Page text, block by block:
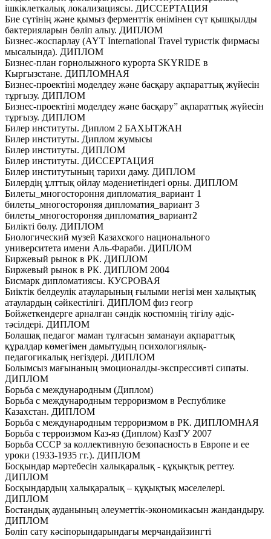
iшкiклеткалық локализациясы. ДИССЕРТАЦИЯ
Бие сүтінің және қымыз ферменттік өнімінен сүт қышқылды
бактерияларын бөліп алыу. ДИПЛОМ
Бизнес-жоспарлау (AYT International Travel туристік фирмасы
мысалында). ДИПЛОМ
Бизнес-план горнолыжного курорта SKYRIDE в
Кыргызстане. ДИПЛОМНАЯ
Бизнес-проектіні моделдеу және басқару ақпараттық жүйесін
тұрғызу. ДИПЛОМ
Бизнес-проектіні моделдеу және басқару” ақпараттық жүйесін
тұрғызу. ДИПЛОМ
Билер институты. Диплом 2 БАХЫТЖАН
Билер институты. Диплом жумысы
Билер институты. ДИПЛОМ
Билер институты. ДИССЕРТАЦИЯ
Билер институтының тарихи даму. ДИПЛОМ
Билердің ұлттық ойлау мәдениетіндегі орны. ДИПЛОМ
Билеты_многостороння дипломатия_вариант 1
билеты_многостороняя дипломатия_вариант 3
билеты_многостороняя дипломатия_вариант2
Билікті бөлу. ДИПЛОМ
Биологический музей Казахского национального
университета имени Аль-Фараби. ДИПЛОМ
Биржевый рынок в РК. ДИПЛОМ
Биржевый рынок в РК. ДИПЛОМ 2004
Бисмарк дипломатиясы. КУСРОВАЯ
Биіктік белдеулік атауларының ғылыми негізі мен халықтық
атаулардың сәйкестілігі. ДИПЛОМ физ геогр
Бойжеткендерге арналған сәндік костюмнің тігілу әдіс-
тәсілдері. ДИПЛОМ
Болашақ педагог маман тұлғасын заманауи ақпараттық
құралдар көмегімен дамытудың психологиялық-
педагогикалық негіздері. ДИПЛОМ
Болымсыз мағынаның эмоционалды-экспрессивті сипаты.
ДИПЛОМ
Борьба с международным (Диплом)
Борьба с международным терроризмом в Республике
Казахстан. ДИПЛОМ
Борьба с международным терроризмом в РК. ДИПЛОМНАЯ
Борьба с терроизмом Каз-яз (Диплом) КазГУ 2007
Борьба СССР за коллективную безопасность в Европе и ее
уроки (1933-1935 гг.). ДИПЛОМ
Босқындар мәртебесін халықаралық - құқықтық реттеу.
ДИПЛОМ
Босқындардың халықаралық – құқықтық мәселелері.
ДИПЛОМ
Бостандық ауданының әлеуметтік-экономикасын жандандыру.
ДИПЛОМ
Бөліп сату кәсіпорындарындағы мерчандайзингті